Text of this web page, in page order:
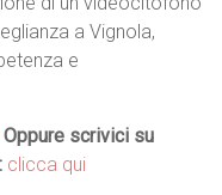
a Vignola,
e
Oppure scrivici su
clicca qui